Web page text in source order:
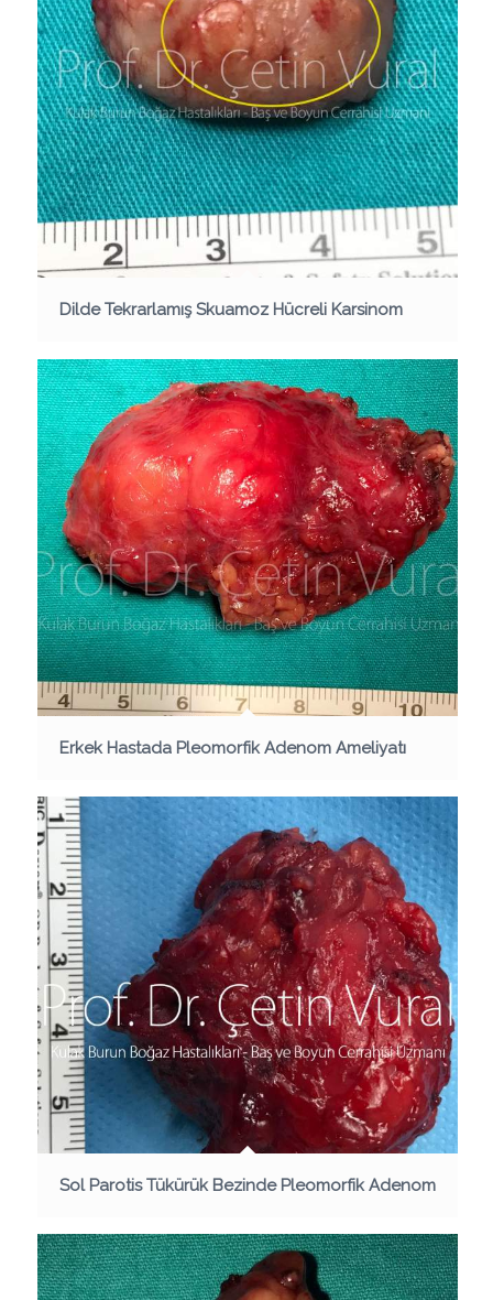
Dilde Tekrarlamış Skuamoz Hücreli Karsinom
Erkek Hastada Pleomorfik Adenom Ameliyatı
Sol Parotis Tükürük Bezinde Pleomorfik Adenom